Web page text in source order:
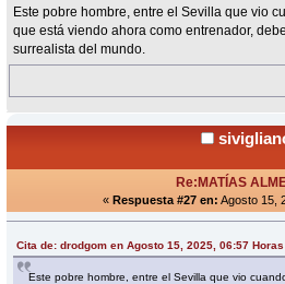
Este pobre hombre, entre el Sevilla que vio
que está viendo ahora como entrenador,
surrealista del mundo.
Re:MATÍAS
« Respuesta #27 en: Agosto 15,
Cita de: drodgom en Agosto 15, 2025, 06:57 Horas
Este pobre hombre, entre el Sevilla que vio